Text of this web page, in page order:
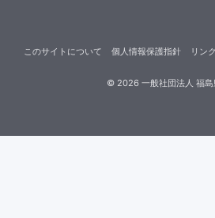
© 2026一般社団法人 福島
このサイトについて 個人情報保護指針 リン